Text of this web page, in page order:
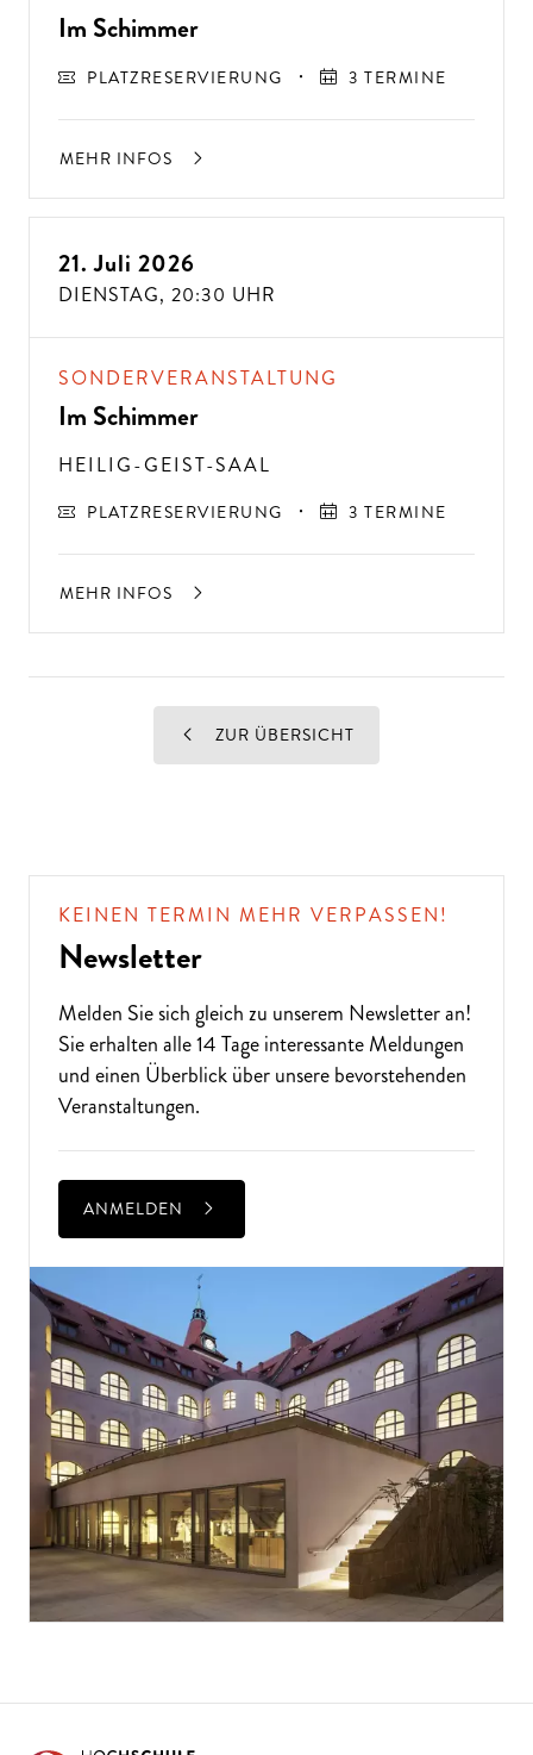
Im Schimmer
PLATZRESERVIERUNG 3 TERMINE
MEHR INFOS
21. Juli 2026
DIENSTAG, 20:30 UHR
SONDERVERANSTALTUNG
Im Schimmer
HEILIG-GEIST-SAAL
PLATZRESERVIERUNG 3 TERMINE
MEHR INFOS
ZUR ÜBERSICHT
KEINEN TERMIN MEHR VERPASSEN!
Newsletter
Melden Sie sich gleich zu unserem Newsletteran!
Sie erhalten alle 14 Tage interessante Meldungen
und einen Überblick über unsere bevorstehenden
Veranstaltungen.
ANMELDEN